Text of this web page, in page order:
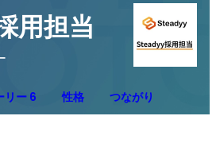
用担当
リー 6 性格 つながり